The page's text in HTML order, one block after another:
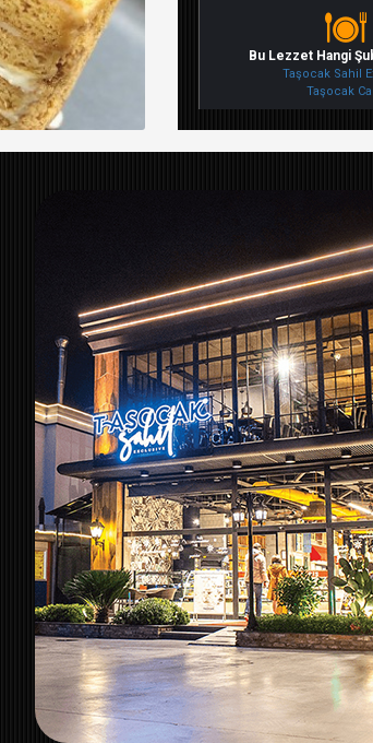
Bu Lezzet Hangi
Taşocak Sahil
Taşocak